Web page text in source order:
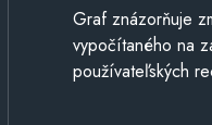
Graf znázorňuje
vypočítaného na
používateľských